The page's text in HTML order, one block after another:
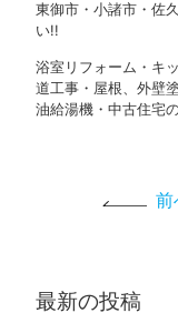
東御市・小諸市・佐
い!!
浴室リフォーム・キ
道工事・屋根、外壁
油給湯機・中古住宅
前
最新の投稿